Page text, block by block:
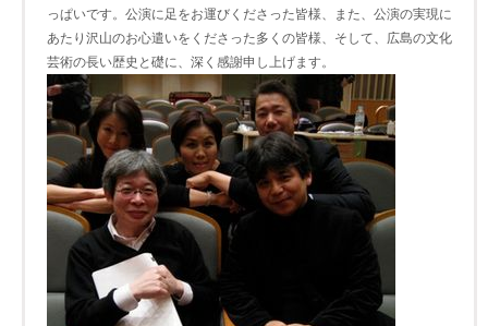
っぱいです。公演に足をお運びくださった皆様、また、公演の実現に
あたり沢山のお心遣いをくださった多くの皆様、そして、広島の文化
芸術の長い歴史と礎に、深く感謝申し上げます。